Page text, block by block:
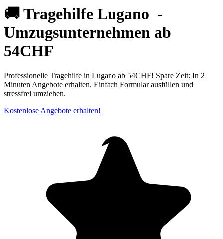
🚚 Tragehilfe Lugano ⁠ -
Umzugsunternehmen ab
54CHF
Professionelle Tragehilfe in Lugano ab 54CHF! Spare Zeit: In 2
Minuten Angebote erhalten. Einfach Formular ausfüllen und
stressfrei umziehen.
Kostenlose Angebote erhalten!